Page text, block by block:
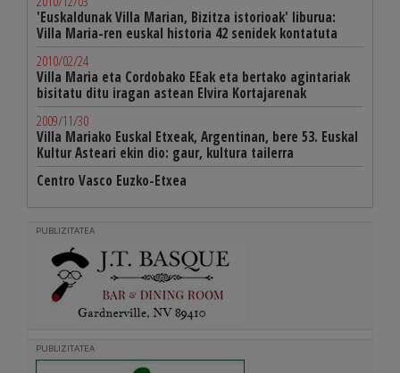
'Euskaldunak Villa Marian, Bizitza istorioak' liburua:
Villa Maria-ren euskal historia 42 senidek kontatuta
2010/02/24
Villa Maria eta Cordobako EEak eta bertako agintariak
bisitatu ditu iragan astean Elvira Kortajarenak
2009/11/30
Villa Mariako Euskal Etxeak, Argentinan, bere 53. Euskal
Kultur Asteari ekin dio: gaur, kultura tailerra
Centro Vasco Euzko-Etxea
PUBLIZITATEA
PUBLIZITATEA